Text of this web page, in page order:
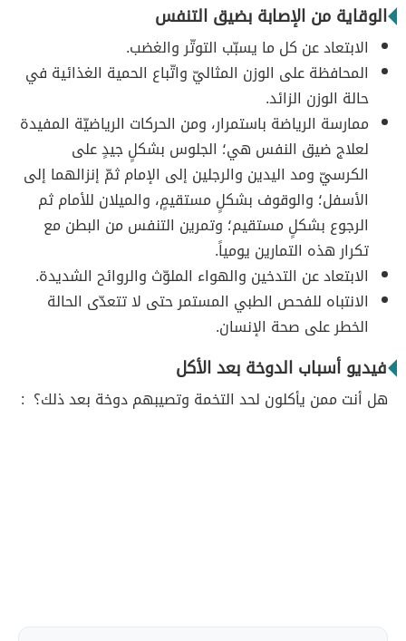
الوقاية من الإصابة بضيق التنفس
الابتعاد عن كل ما يسبّب التوتّر والغضب.
المحافظة على الوزن المثاليّ واتّباع الحمية الغذائية في
حالة الوزن الزائد.
ممارسة الرياضة باستمرار، ومن الحركات الرياضيّة المفيدة
لعلاج ضيق النفس هي؛ الجلوس بشكلٍ جيدٍ على
الكرسيّ ومد اليدين والرجلين إلى الإمام ثمّ إنزالهما إلى
الأسفل؛ والوقوف بشكلٍ مستقيمٍ، والميلان للأمام ثم
الرجوع بشكلٍ مستقيم؛ وتمرين التنفس من البطن مع
تكرار هذه التمارين يومياً.
الابتعاد عن التدخين والهواء الملوّث والروائح الشديدة.
الانتباه للفحص الطبي المستمر حتى لا تتعدّى الحالة
الخطر على صحة الإنسان.
فيديو أسباب الدوخة بعد الأكل
هل أنت ممن يأكلون لحد التخمة وتصيبهم دوخة بعد ذلك؟ :